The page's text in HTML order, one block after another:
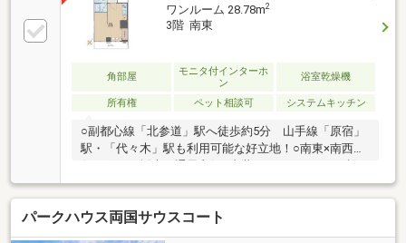
ワンルーム 28.78m2
3階 南東
角部屋
モニタ付インターホ
ン
浴室乾燥機
所有権 ペット相談可 システムキッチン
○副都心線「北参道」駅へ徒歩約5分 山手線「原宿」
駅・「代々木」駅も利用可能な好立地！○南東×南西角
備一新・システムキッチン交換・ユニットバス交換
（換気乾燥暖房機・追い焚き機能付き）・ウォシュレ
ット付きトイレ交換・フローリング、クロス張替え・
ハウスクリーニング 等○ペット飼育可（細則有り）○
パークハウス両国サウスコート